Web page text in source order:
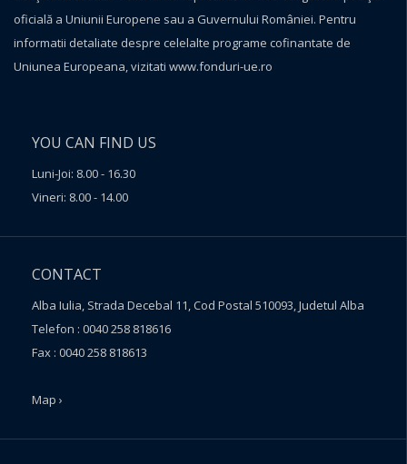
oficială a Uniunii Europene sau a Guvernului României. Pentru
informatii detaliate despre celelalte programe cofinantate de
Uniunea Europeana, vizitati www.fonduri-ue.ro
YOU CAN FIND US
Luni-Joi: 8.00 - 16.30
Vineri: 8.00 - 14.00
CONTACT
Alba Iulia, Strada Decebal 11, Cod Postal 510093, Judetul Alba
Telefon : 0040 258 818616
Fax : 0040 258 818613
Map ›